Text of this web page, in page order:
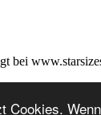
Cookies.
bei